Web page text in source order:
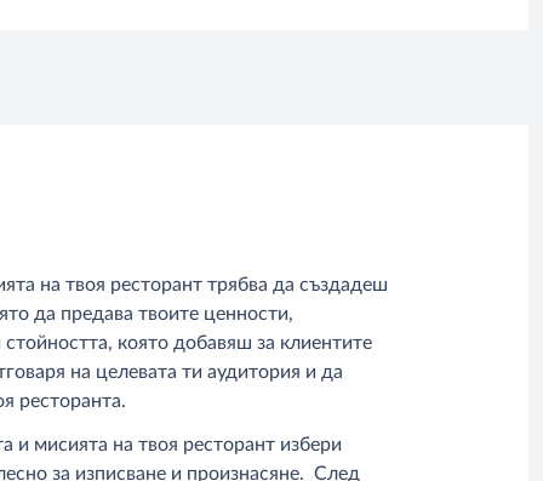
на твоя ресторант трябва да създадеш
да предава твоите ценности,
която добавяш за клиентите
на целевата ти аудитория и да
ресторанта.
и мисията на твоя ресторант избери
за изписване и произнасяне. След